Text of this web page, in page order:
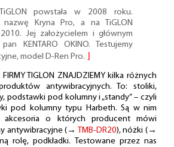
powstała w 2008 roku.
nazwę Kryna Pro, a na TiGLON
Jej założycielem i głównym
KENTARO OKINO. Testujemy
model D-Ren Pro.
FIRMY TIGLON ZNAJDZIEMY kilka różnych
antywibracyjnych. To: stoliki,
podstawki pod kolumny i „standy” – czyli
pod kolumny typu Harbeth. Są w nim
akcesoria o których producent mówi
antywibracyjne (→ TMB-DR20), nóżki (→
rolę, podkładki. Testowane przez nas